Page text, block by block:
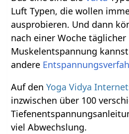
Luft Typen, die wollen
ausprobieren. Und dann
nach einer Woche
Muskelentspannung
andere
Auf denYoga Vidya
inzwischen über 100
viel Abwechslung.